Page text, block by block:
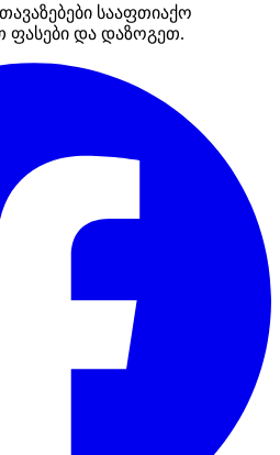
სააფთიაქო
ფასები და დაზოგეთ.